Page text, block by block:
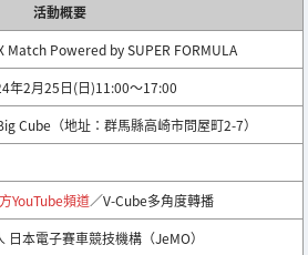
活動概要
Match Powered by SUPER FORMULA
年2月25日(日)11:00～17:00
Cube（地址：群馬縣高崎市問屋町2-7）
YouTube頻道／V-Cube多角度轉播
日本電子賽車競技機構（JeMO）